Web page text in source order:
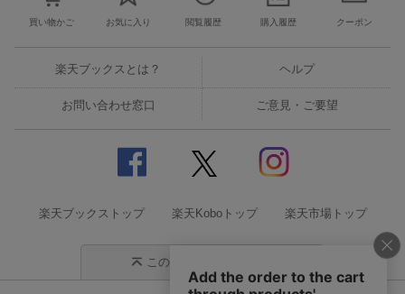
買い物かご お気に入り 閲覧履歴 購入履歴 クーポン
楽天ブックスとは？ ヘルプ
お問い合わせ窓口 ご意見・ご要望
楽天ブックストップ 楽天Koboトップ 楽天市場トップ
このページの先頭に戻る